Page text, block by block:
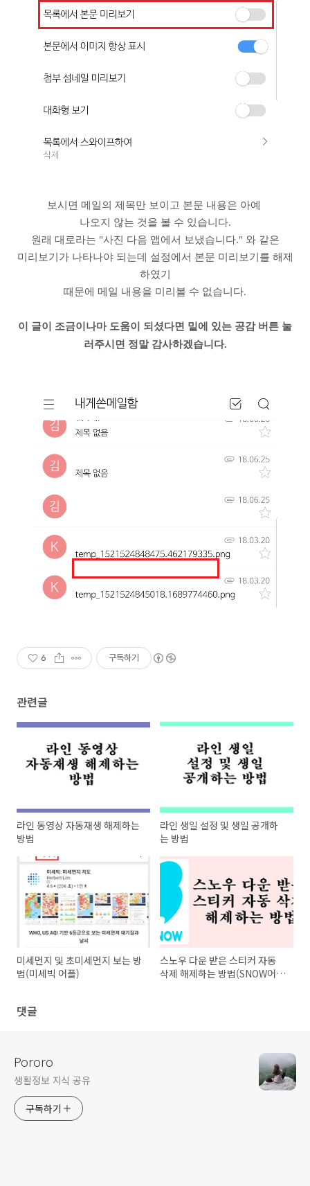
보시면 메일의 제목만 보이고 본문 내용은 아예
나오지 않는 것을 볼 수 있습니다.
원래 대로라는 "사진 다음 앱에서 보냈습니다." 와 같은
미리보기가 나타나야 되는데 설정에서 본문 미리보기를 해제
하였기
때문에 메일 내용을 미리볼 수 없습니다.
이 글이 조금이나마 도움이 되셨다면 밑에 있는 공감 버튼 눌
러주시면 정말 감사하겠습니다.
6 구독하기
관련글
라인 동영상 자동재생 해제하는
방법
라인 생일 설정 및 생일 공개하
는 방법
미세먼지 및 초미세먼지 보는 방
법(미세빅 어플)
스노우 다운 받은 스티커 자동
삭제 해제하는 방법(SNOW어
댓글
Pororo
생활정보 지식 공유
구독하기